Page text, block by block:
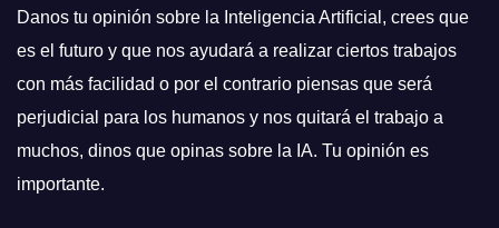
Danos tu opinión sobre la Inteligencia Artificial, crees que
es el futuro y que nos ayudará a realizar ciertos trabajos
con más facilidad o por el contrario piensas que será
perjudicial para los humanos y nos quitará el trabajo a
muchos, dinos que opinas sobre la IA. Tu opinión es
importante.